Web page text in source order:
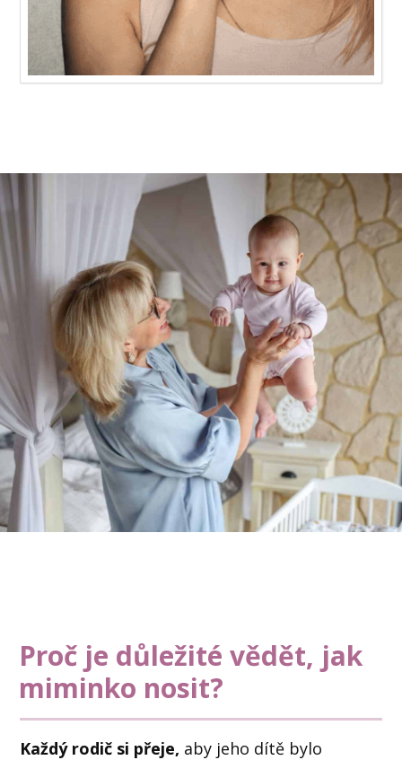
Proč je důležité vědět, jak
miminko nosit?
Každý rodič si přeje, aby jeho dítě bylo